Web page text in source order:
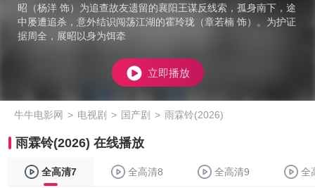
昭（杨洋 饰）为追查故友遗留的襄阳王谋反线索，孤身南下，途
中屡遭追杀，意外结识闯荡江湖的霍玲珑（章若楠 饰）。为护证
据周全，展昭以身为饵牵
立即播放
牛牛电影网 > 电视剧 > 国产剧 > 雨霖铃(2026)
雨霖铃(2026) 在线播放
全高清7 全高清8 全高清9 全